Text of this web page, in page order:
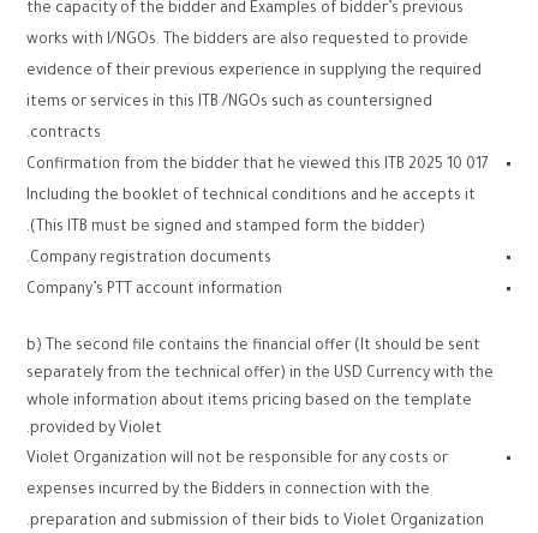
the capacity of the bidder and Examples of bidder’s previous
works with I/NGOs. The bidders are also requested to provide
evidence of their previous experience in supplying the required
items or services in this ITB /NGOs such as countersigned
contracts.
Confirmation from the bidder that he viewed this ITB 2025 10 017
Including the booklet of technical conditions and he accepts it
(This ITB must be signed and stamped form the bidder).
Company registration documents.
Company’s PTT account information
b) The second file contains the financial offer (It should be sent
separately from the technical offer) in the USD Currency with the
whole information about items pricing based on the template
provided by Violet.
Violet Organization will not be responsible for any costs or
expenses incurred by the Bidders in connection with the
preparation and submission of their bids to Violet Organization.